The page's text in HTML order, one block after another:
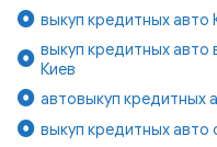
выкуп кредитных авто
выкуп кредитных
Киев
автовыкуп кредитных
выкуп кредитных